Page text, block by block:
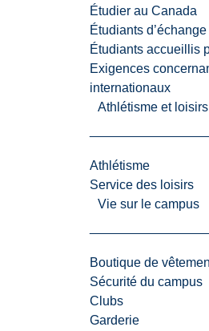
Étudier au Canada
Étudiants
Étudiants accueillis
Exigences
internationaux
Athlétisme et
Athlétisme
Service des loisirs
Vie sur le campus
Boutique de
Sécurité du campus
Clubs
Garderie